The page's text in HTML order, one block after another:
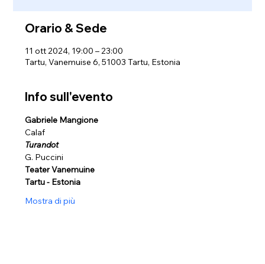
Orario & Sede
11 ott 2024, 19:00 – 23:00
Tartu, Vanemuise 6, 51003 Tartu, Estonia
Info sull'evento
Gabriele Mangione
Calaf
Turandot
G. Puccini
Teater Vanemuine
Tartu - Estonia
Mostra di più